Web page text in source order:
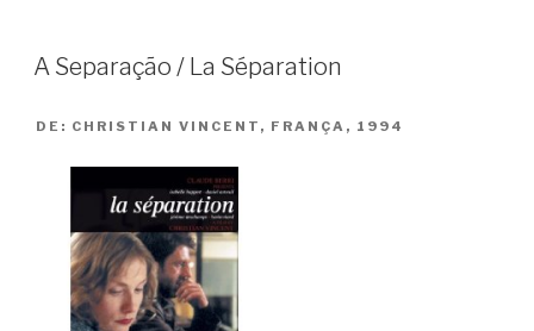
A Separação / La Séparation
DE: CHRISTIAN VINCENT, FRANÇA, 1994